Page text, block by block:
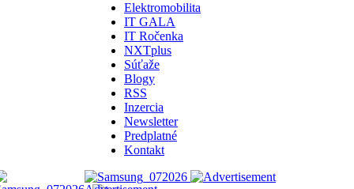
Elektromobilita
IT GALA
IT Ročenka
NXTplus
Súťaže
Blogy
RSS
Inzercia
Newsletter
Predplatné
Kontakt